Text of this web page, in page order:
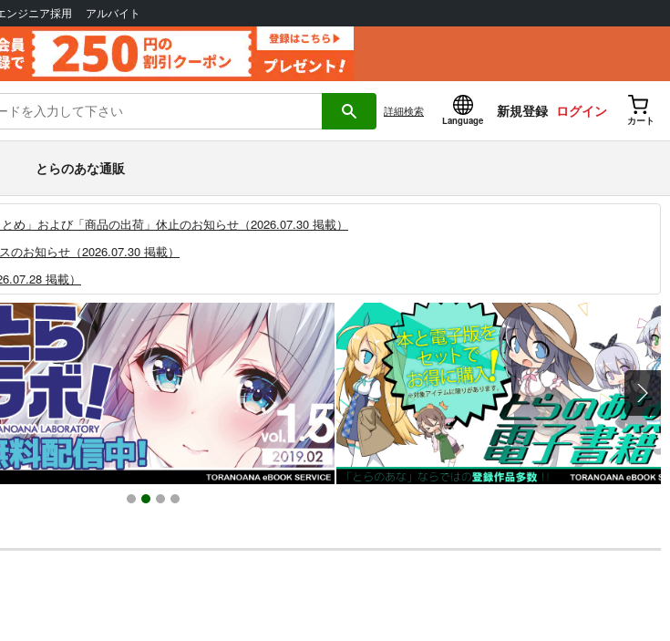
ンジニア採用 アルバイト
詳細検索
Language
新規登録 ログイン
カート
とらのあな通販
め」および「商品の出荷」休止のお知らせ（2026.07.30 掲載）
のお知らせ（2026.07.30 掲載）
掲載）
掲載）
せ（2026.05.07 掲載）
プラン導入のお知らせ（2026.03.09 掲載）
お知らせ（2026.02.05 掲載）
ービス開始のお知らせ（2026.01.05 更新｜2025.12.30 掲載）
ペーン」終了のお知らせ（2025.11.21 掲載）
掲載）
1 2 3 4